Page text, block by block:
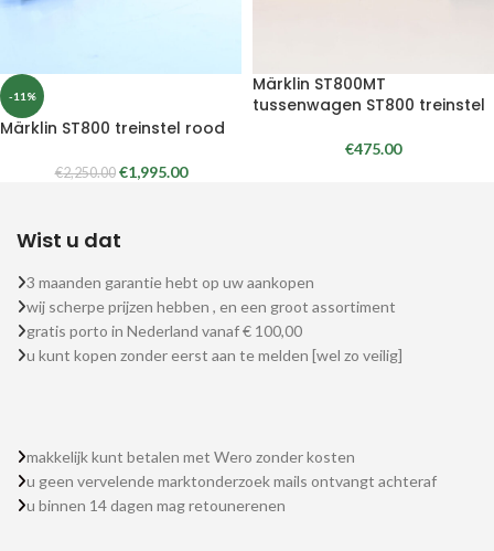
-11%
Märklin ST800 treinstel rood
€2,250.00 €1,995.00
Märklin ST800MT
tussenwagen ST800 treinstel
€475.00
Wist u dat
3 maanden garantie hebt op uw aankopen
wij scherpe prijzen hebben , en een groot assortiment
gratis porto in Nederland vanaf € 100,00
u kunt kopen zonder eerst aan te melden [wel zo veilig]
makkelijk kunt betalen met Wero zonder kosten
u geen vervelende marktonderzoek mails ontvangt achteraf
u binnen 14 dagen mag retounerenen